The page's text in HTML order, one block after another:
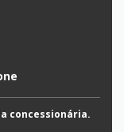
concessionária.